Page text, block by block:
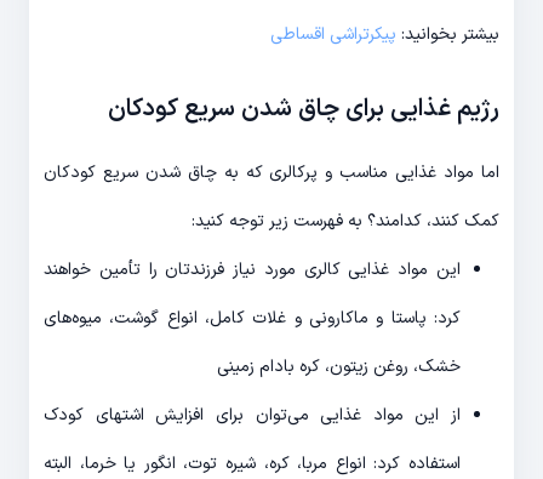
بیشتر بخوانید: پیکرتراشی اقساطی
رژیم غذایی برای چاق شدن سریع کودکان
اما مواد غذایی مناسب و پرکالری که به چاق شدن سریع کودکان
کمک کنند، کدامند؟ به فهرست زیر توجه کنید:
این مواد غذایی کالری مورد نیاز فرزندتان را تأمین خواهند
کرد: پاستا و ماکارونی و غلات کامل، انواع گوشت، میوه‌های
خشک، روغن زیتون، کره بادام زمینی
از این مواد غذایی می‌توان برای افزایش اشتهای کودک
استفاده کرد: انواع مربا، کره، شیره توت، انگور یا خرما، البته